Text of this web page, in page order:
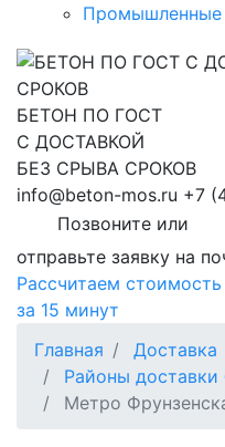
Промышленные
БЕТОН ПО ГОСТ
С ДОСТАВКОЙ
БЕЗ СРЫВА СРОКОВ
info@beton-mos.ru +7
Позвоните или
отправьте заявку на
Рассчитаем стоимость
за 15 минут
Главная
Доставка
Районы доставки
Метро